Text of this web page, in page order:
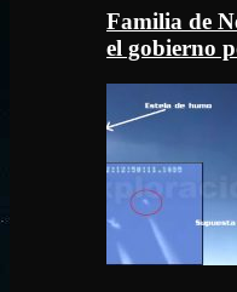
Familia de
el gobierno